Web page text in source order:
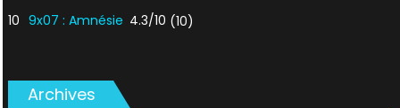
10 9x07 : Amnésie 4.3/10 (10)
Archives